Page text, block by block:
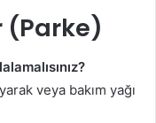
(Parke)
veya bakım yağı